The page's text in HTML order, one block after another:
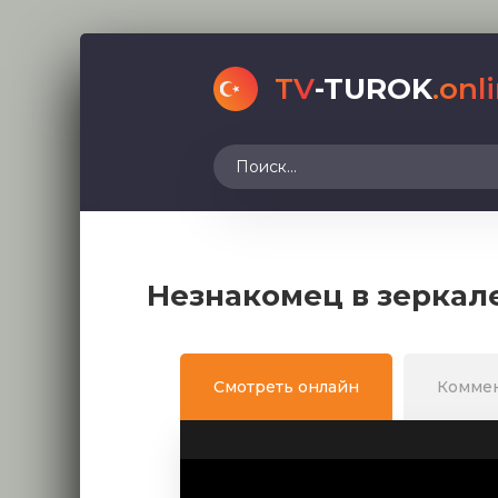
TV-TUROK
Незнакомец в
Смотреть онлайн